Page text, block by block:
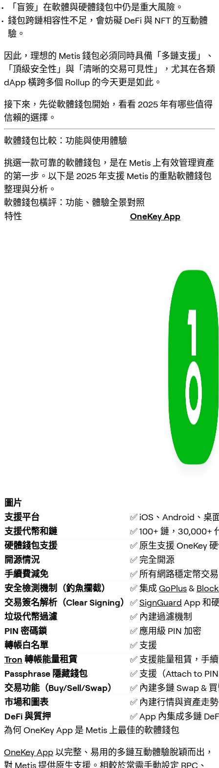
「盲簽」在軟體與硬體錢包中仍是重大風險。
錢包跨鏈相容性不足，會妨礙 DeFi 與 NFT 的互動體
驗。
因此，理想的 Metis 錢包必須同時具備「多鏈支援」、
「頂級安全性」與「清晰的交易可見性」，尤其在各類
dApp 橫跨多個 Rollup 的今天更是如此。
接下來，先從軟體錢包開始，看看 2025 年有哪些值得
信賴的選擇。
軟體錢包比較：功能與使用體驗
挑選一款可靠的軟體錢包，是在 Metis 上有效管理資產
的第一步。以下是 2025 年支援 Metis 的重點軟體錢包
整理與分析。
軟體錢包橫評：功能、體驗全景對照
特性
OneKey App
圖片
支援平台
✅ iOS、Android、桌
支援代幣和鏈
✅ 100+ 鏈，30,000+
硬體錢包支援
✅ 原生支援 OneKey
開源情況
✅ 完全開源
手續費減免
✅ 所有網路穩定幣交
安全檢測機制（釣魚攔截）
✅ 集成 GoPlus &
交易簽名解析（Clear Signing） ✅ SignGuard App 和
垃圾代幣過濾
✅ 內建過濾機制
PIN 密碼鎖
✅ 應用級 PIN 加密
轉帳白名單
✅ 支援
Tron 轉帳能量租賃
✅ 支援能量租賃，手
Passphrase 隱藏錢包
✅ 支援（Attach to
交易功能（Buy/Sell/Swap）
✅ 內建多鏈 Swap &
市場和圖表
✅ 內建行情與資產走勢
DeFi 與質押
✅ App 內集成多鏈
為何 OneKey App 是 Metis 上最佳的軟體錢包
OneKey App以完整、易用的多鏈互動體驗脫穎而出，
對 Metis 提供原生支援。相較於常需手動設定 RPC、